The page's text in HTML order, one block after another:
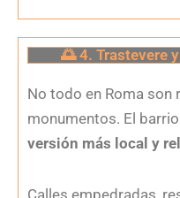
🌅 4. Trastevere
No todo en Roma son
monumentos. El
versión más local y
Calles empedradas,